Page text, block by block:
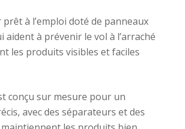
à l’emploi doté de panneaux
aident à prévenir le vol à l’arraché
les produits visibles et faciles
conçu sur mesure pour un
avec des séparateurs et des